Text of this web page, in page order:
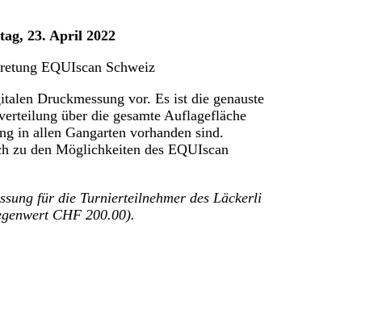
23. April 2022
EQUIscan Schweiz
Druckmessung vor. Es ist die genauste
über die gesamte Auflagefläche
in allen Gangarten vorhanden sind.
zu den Möglichkeiten des EQUIscan
für die Turnierteilnehmer des Läckerli
CHF 200.00).